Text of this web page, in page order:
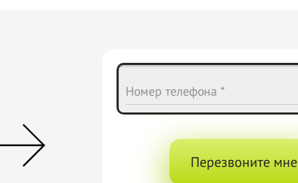
Номер телефона *
Перезвоните мне